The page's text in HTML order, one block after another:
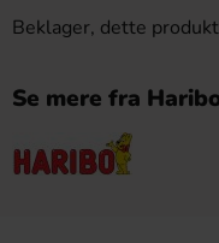
Beklager, dette
Se mere fra